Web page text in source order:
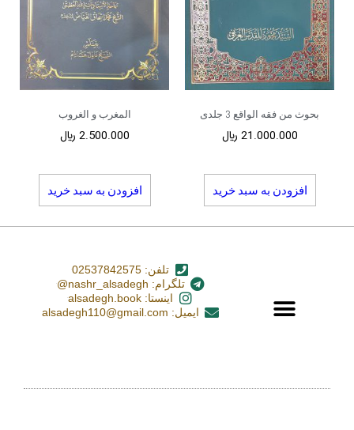
بحوث من فقه الواقع 3 جلدی
21.000.000 ﷼
افزودن به سبد خرید
المغرب و الغروب
2.500.000 ﷼
افزودن به سبد خرید
تلفن: 02537842575
تلگرام: nashr_alsadegh@
اینستا: alsadegh.book
ایمیل: alsadegh110@gmail.com